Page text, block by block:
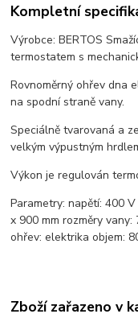
Kompletní
Výrobce: BERTOS
termostatem s
Rovnoměrný ohřev dna
na spodní straně vany.
Speciálně tvarovaná a
velkým výpustným
Výkon je regulován
Parametry: napětí: 400
x 900 mm rozměry
ohřev: elektrika objem:
Zboží zařazeno v